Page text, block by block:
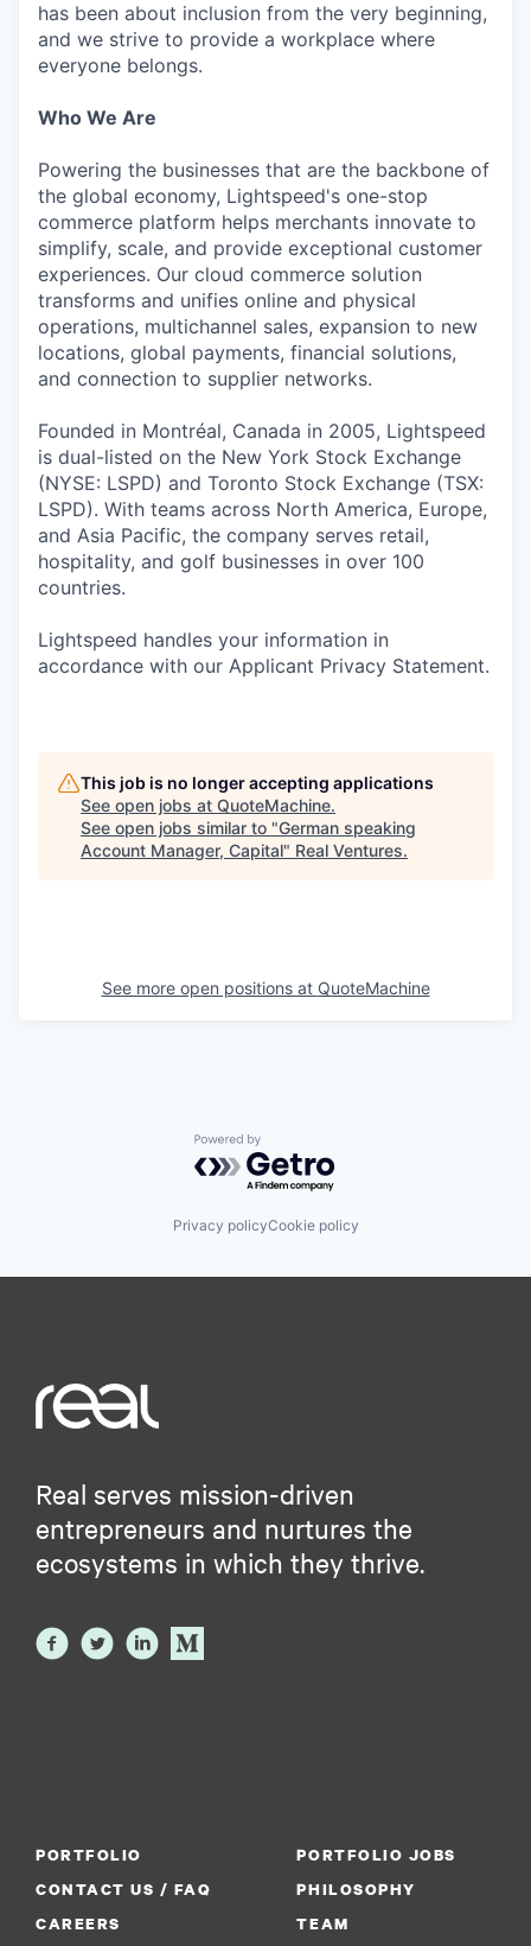
has been about inclusion from the very beginning,
and we strive to provide a workplace where
everyone belongs.
Who We Are
Powering the businesses that are the backbone of
the global economy, Lightspeed's one-stop
commerce platform helps merchants innovate to
simplify, scale, and provide exceptional customer
experiences. Our cloud commerce solution
transforms and unifies online and physical
operations, multichannel sales, expansion to new
locations, global payments, financial solutions,
and connection to supplier networks.
Founded in Montréal, Canada in 2005, Lightspeed
is dual-listed on the New York Stock Exchange
(NYSE: LSPD) and Toronto Stock Exchange (TSX:
LSPD). With teams across North America, Europe,
and Asia Pacific, the company serves retail,
hospitality, and golf businesses in over 100
countries.
Lightspeed handles your information in
accordance with our Applicant Privacy Statement.
This job is no longer accepting applications
See open jobs at QuoteMachine.
See open jobs similar to "German speaking
Account Manager, Capital" Real Ventures.
See more open positions at QuoteMachine
Powered by Getro.com
Privacy policyCookie policy
Real serves mission-driven
entrepreneurs and nurtures the
ecosystems in which they thrive.
PORTFOLIO
PORTFOLIO JOBS
CONTACT US / FAQ
PHILOSOPHY
CAREERS
TEAM